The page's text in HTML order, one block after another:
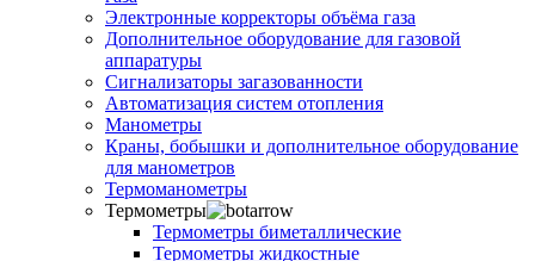
Электронные корректоры объёма газа
Дополнительное оборудование для газовой
аппаратуры
Сигнализаторы загазованности
Автоматизация систем отопления
Манометры
Краны, бобышки и дополнительное оборудование
для манометров
Термоманометры
Термометры
Термометры биметаллические
Термометры жидкостные